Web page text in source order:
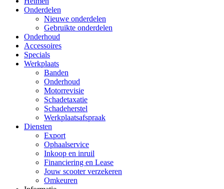
Onderdelen
Nieuwe onderdelen
Gebruikte onderdelen
Onderhoud
Accessoires
Specials
Werkplaats
Banden
Onderhoud
Motorrevisie
Schadetaxatie
Schadeherstel
Werkplaatsafspraak
Diensten
Export
Ophaalservice
Inkoop en inruil
Financiering en Lease
Jouw scooter verzekeren
Omkeuren